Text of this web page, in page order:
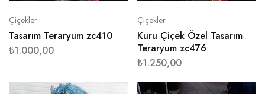
Çiçekler
Tasarım Teraryum zc410
₺1.000,00
Çiçekler
Kuru Çiçek Özel Tasarım
Teraryum zc476
₺1.250,00